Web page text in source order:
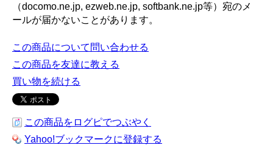
（docomo.ne.jp, ezweb.ne.jp, softbank.ne.jp等）宛のメ
ールが届かないことがあります。
この商品について問い合わせる
この商品を友達に教える
買い物を続ける
この商品をログピでつぶやく
Yahoo!ブックマークに登録する